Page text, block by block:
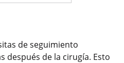
de seguimiento
después de la cirugía. Esto